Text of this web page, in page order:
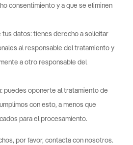
consentimiento y a que se eliminen
tus datos: tienes derecho a solicitar
al responsable del tratamiento y
a otro responsable del
puedes oponerte al tratamiento de
con esto, a menos que
para el procesamiento.
por favor, contacta con nosotros.